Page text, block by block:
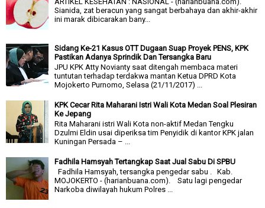
Sianida, zat beracun yang sangat berbahaya dan akhir-akhir
ini marak dibicarakan bany...
Sidang Ke-21 Kasus OTT Dugaan Suap Proyek PENS, KPK
Pastikan Adanya Sprindik Dan Tersangka Baru
JPU KPK Atty Novianty saat ditengah membaca materi
tuntutan terhadap terdakwa mantan Ketua DPRD Kota
Mojokerto Purnomo, Selasa (21/11/2017) ...
KPK Cecar Rita Maharani Istri Wali Kota Medan Soal Plesiran
Ke Jepang
Rita Maharani istri Wali Kota non-aktif Medan Tengku
Dzulmi Eldin usai diperiksa tim Penyidik di kantor KPK jalan
Kuningan Persada – ...
Fadhila Hamsyah Tertangkap Saat Jual Sabu Di SPBU
Fadhila Hamsyah, tersangka pengedar sabu . Kab.
MOJOKERTO - (harianbuana.com). Satu lagi pengedar
Narkoba diwilayah hukum Polres ...